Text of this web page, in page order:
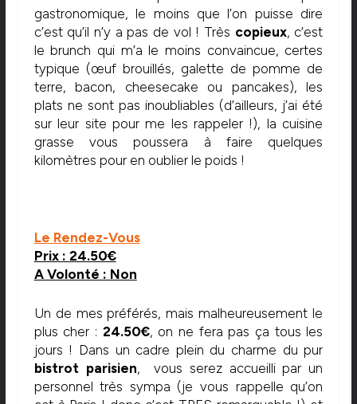
gastronomique, le moins que l’on puisse dire
c’est qu’il n’y a pas de vol ! Très copieux, c’est
le brunch qui m’a le moins convaincue, certes
typique (œuf brouillés, galette de pomme de
terre, bacon, cheesecake ou pancakes), les
plats ne sont pas inoubliables (d’ailleurs, j’ai été
sur leur site pour me les rappeler !), la cuisine
grasse vous poussera à faire quelques
kilomètres pour en oublier le poids !
Le Rendez-Vous
Prix : 24.50€
A Volonté : Non
Un de mes préférés, mais malheureusement le
plus cher : 24.50€, on ne fera pas ça tous les
jours ! Dans un cadre plein du charme du pur
bistrot parisien, vous serez accueilli par un
personnel très sympa (je vous rappelle qu’on